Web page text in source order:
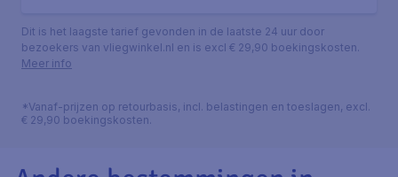
Dit is het laagste tarief gevonden in de laatste 24 uur door
bezoekers van vliegwinkel.nl en is excl € 29,90 boekingskosten.
Meer info
*Vanaf-prijzen op retourbasis, incl. belastingen en toeslagen, excl.
€ 29,90 boekingskosten.